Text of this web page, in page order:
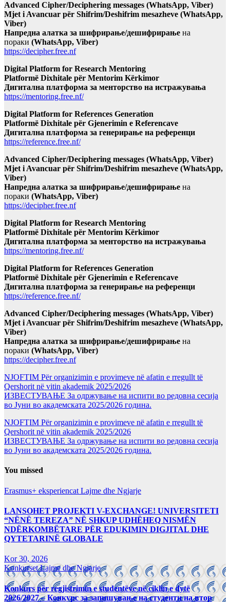
Advanced Cipher/Deciphering messages (WhatsApp, Viber)
Mjet i Avancuar për Shifrim/Deshifrim mesazheve (WhatsApp,
Viber)
Напредна алатка за шифрирање/дешифрирање на
пораки (WhatsApp, Viber)
https://decipher.free.nf
Digital Platform for Research Mentoring
Platformë Dixhitale për Mentorim Kërkimor
Дигитална платформа за менторство на истражувања
https://mentoring.free.nf/
Digital Platform for References Generation
Platformë Dixhitale për Gjenerimin e Referencave
Дигитална платформа за генерирање на референци
https://reference.free.nf/
Advanced Cipher/Deciphering messages (WhatsApp, Viber)
Mjet i Avancuar për Shifrim/Deshifrim mesazheve (WhatsApp,
Viber)
Напредна алатка за шифрирање/дешифрирање на
пораки (WhatsApp, Viber)
https://decipher.free.nf
Digital Platform for Research Mentoring
Platformë Dixhitale për Mentorim Kërkimor
Дигитална платформа за менторство на истражувања
https://mentoring.free.nf/
Digital Platform for References Generation
Platformë Dixhitale për Gjenerimin e Referencave
Дигитална платформа за генерирање на референци
https://reference.free.nf/
Advanced Cipher/Deciphering messages (WhatsApp, Viber)
Mjet i Avancuar për Shifrim/Deshifrim mesazheve (WhatsApp,
Viber)
Напредна алатка за шифрирање/дешифрирање на
пораки (WhatsApp, Viber)
https://decipher.free.nf
NJOFTIM Për organizimin e provimeve në afatin e rregullt të
Qershorit në vitin akademik 2025/2026
ИЗВЕСТУВАЊЕ За одржување на испити во редовна сесија
во Јуни во академската 2025/2026 година.
NJOFTIM Për organizimin e provimeve në afatin e rregullt të
Qershorit në vitin akademik 2025/2026
ИЗВЕСТУВАЊЕ За одржување на испити во редовна сесија
во Јуни во академската 2025/2026 година.
You missed
Erasmus+ eksperiencat Lajme dhe Ngjarje
LANSOHET PROJEKTI V-EXCHANGE! UNIVERSITETI
“NËNË TEREZA” NË SHKUP UDHËHEQ NISMËN
NDËRKOMBËTARE PËR EDUKIMIN DIGJITAL DHE
QYTETARINË GLOBALE
Kor 30, 2026
KonkursetLajme dhe Ngjarje
Konkurs për regjistrimin e studentëve në ciklin e dytë
2026/2027 – Конкурс за запишување на студенти на втор